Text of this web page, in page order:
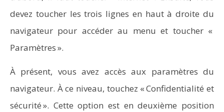
devez toucher les trois lignes en haut à droite du
navigateur pour accéder au menu et toucher «
Paramètres ».
À présent, vous avez accès aux paramètres du
navigateur. À ce niveau, touchez « Confidentialité et
sécurité ». Cette option est en deuxième position